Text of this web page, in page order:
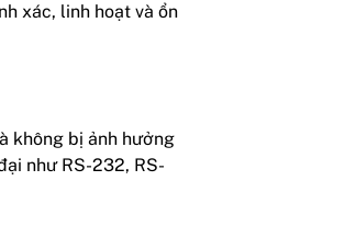
xác, linh hoạt và ổn
không bị ảnh hưởng
như RS-232, RS-